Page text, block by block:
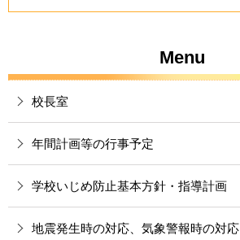
Menu
校長室
年間計画等の行事予定
学校いじめ防止基本方針・指導計画
地震発生時の対応、気象警報時の対応